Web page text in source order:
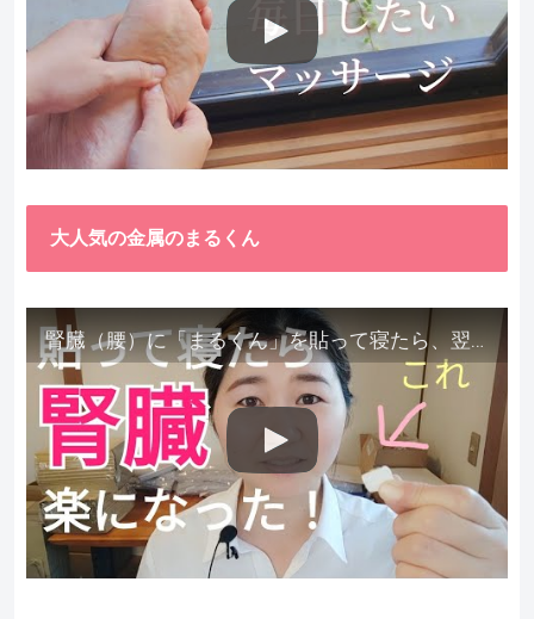
大人気の金属のまるくん
腎臓（腰）に「まるくん」を貼って寝たら、翌朝めちゃ楽でびっくりしました。腎臓叩いても痛くない！【お客様の声を試してみた】